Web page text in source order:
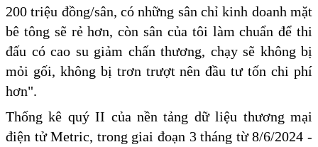
200 triệu đồng/sân, có những sân chỉ kinh doanh mặt
bê tông sẽ rẻ hơn, còn sân của tôi làm chuẩn để thi
đấu có cao su giảm chấn thương, chạy sẽ không bị
mỏi gối, không bị trơn trượt nên đầu tư tốn chi phí
hơn".
Thống kê quý II của nền tảng dữ liệu thương mại
điện tử Metric, trong giai đoạn 3 tháng từ 8/6/2024 -